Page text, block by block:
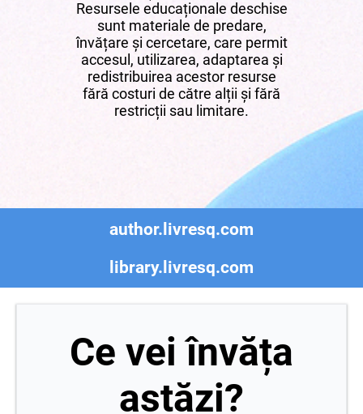
Resursele educaționale deschise
sunt materiale de predare,
învățare și cercetare, care permit
accesul, utilizarea, adaptarea și
redistribuirea acestor resurse
fără costuri de către alții și fără
restricții sau limitare.
author.livresq.com
library.livresq.com
Ce vei învăța
astăzi?